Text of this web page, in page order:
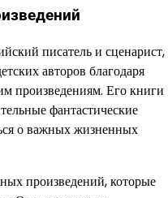
писатель и сценарист,
авторов благодаря
произведениям. Его книги
фантастические
о важных жизненных
произведений, которые